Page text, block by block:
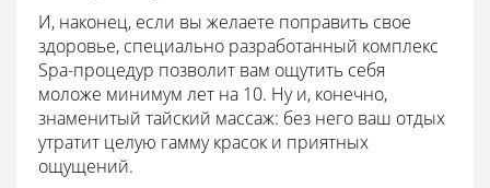
И, наконец, если вы желаете поправить свое
здоровье, специально разработанный комплекс
Spa-процедур позволит вам ощутить себя
моложе минимум лет на 10. Ну и, конечно,
знаменитый тайский массаж: без него ваш отдых
утратит целую гамму красок и приятных
ощущений.